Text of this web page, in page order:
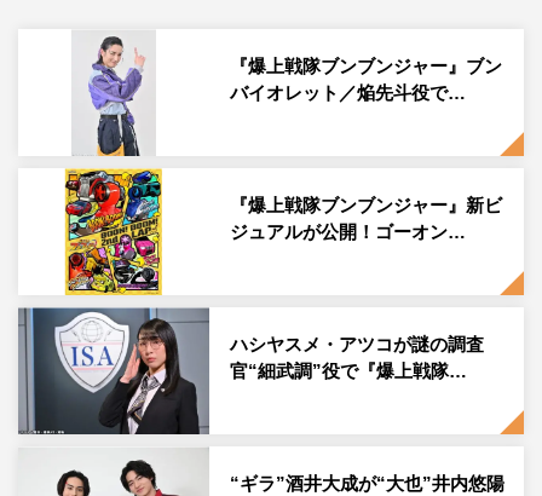
ー』の映画タイトルが「爆上戦隊ブンブンジャー 劇場
BOON！ プロミス・ザ・サーキット」に決定。さらに、
メインビジュアルが公開された。
『爆上戦隊ブンブンジャー』（テレビ朝日系 毎週日曜
9時30分～10時
）は、クルマを乗りこなす、超前向き
なスーパー戦隊。「届け屋」の範道大也／ブンレッドをは
じめ、「情報屋」鳴田射士郎／ブンブルー、「運転屋」志
布戸未来／ブンピンク、「警察屋」阿久瀬錠／ブンブラッ
ク、「調達屋」振騎玄蕃／ブンオレンジ、そして新たに加
わった「始末屋」焔先斗／ブンバイオレットら、各々が得
意分野を持ったプロフェッショナルたちが、宇宙のならず
もの集団“ハシリヤン”から地球の平和を守るため、自らの
夢のためにブンブン突っ走る。
『爆上戦隊ブンブンジャー』ブン
バイオレット／焔先斗役で…
『爆上戦隊ブンブンジャー』新ビ
ジュアルが公開！ゴーオン…
ハシヤスメ・アツコが謎の調査
官“細武調”役で『爆上戦隊…
“ギラ”酒井大成が“大也”井内悠陽